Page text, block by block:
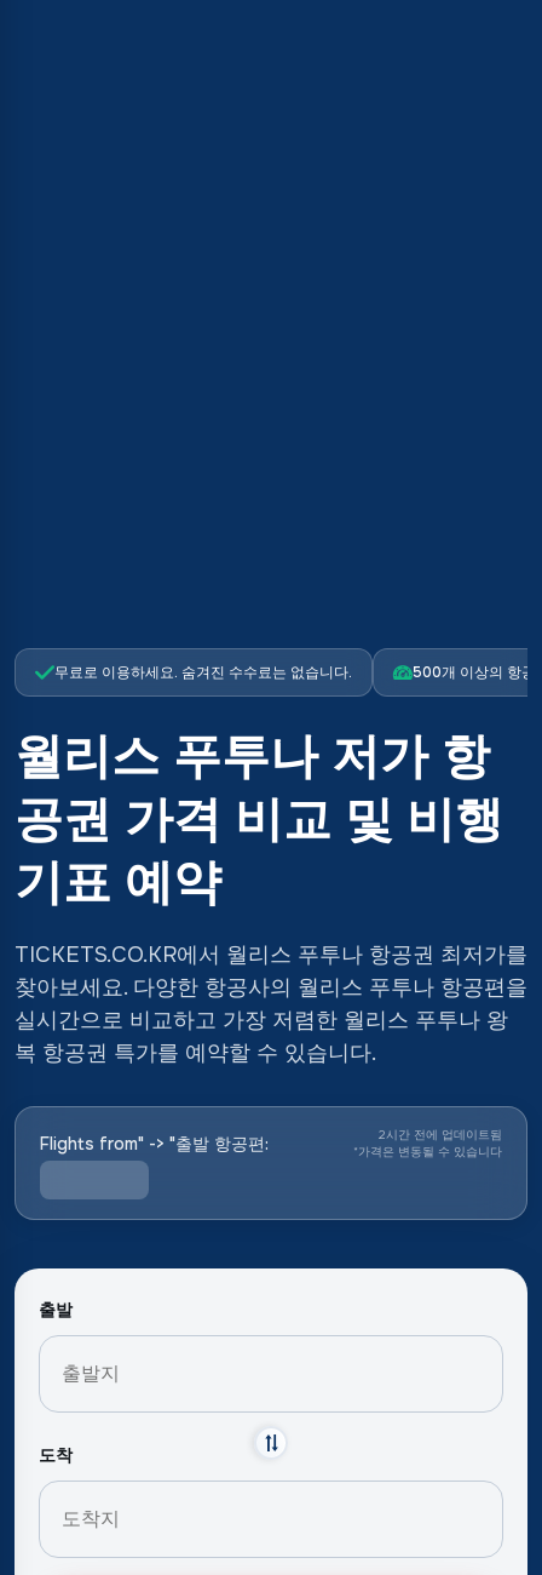
무료로 이용하세요. 숨겨진 수수료는 없습니다. 500개 이상의 항공
월리스 푸투나 저가 항
공권 가격 비교 및 비행
기표 예약
TICKETS.CO.KR에서 월리스 푸투나 항공권 최저가를
찾아보세요. 다양한 항공사의 월리스 푸투나 항공편을
실시간으로 비교하고 가장 저렴한 월리스 푸투나 왕
복 항공권 특가를 예약할 수 있습니다.
Flights from" -> "출발 항공편:
2시간 전에 업데이트됨
*가격은 변동될 수 있습니다
출발
도착